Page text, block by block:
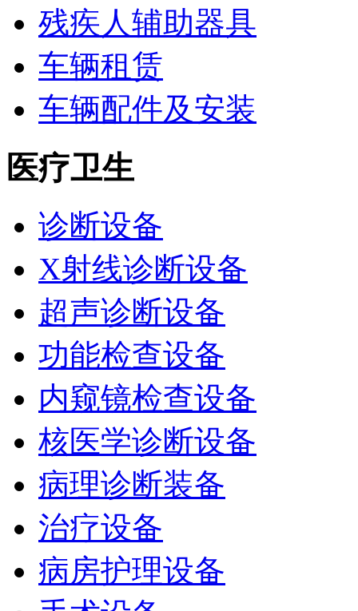
残疾人辅助器具
车辆租赁
车辆配件及安装
医疗卫生
诊断设备
X射线诊断设备
超声诊断设备
功能检查设备
内窥镜检查设备
核医学诊断设备
病理诊断装备
治疗设备
病房护理设备